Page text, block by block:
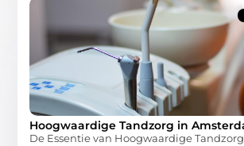
Hoogwaardige Tandzorg in
De Essentie van Hoogwaardige